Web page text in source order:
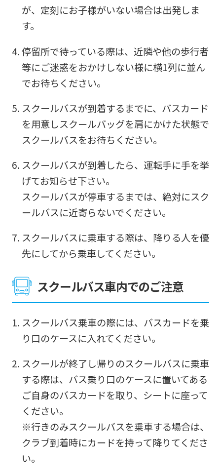
が、定刻にお子様がいない場合は出発しま
す。
停留所で待っている際は、近隣や他の歩行者
等にご迷惑をおかけしない様に横1列に並ん
でお待ちください。
スクールバスが到着するまでに、バスカード
を用意しスクールバッグを肩にかけた状態で
スクールバスをお待ちください。
スクールバスが到着したら、運転手に手を挙
げてお知らせ下さい。
スクールバスが停車するまでは、絶対にスク
ールバスに近寄らないでください。
スクールバスに乗車する際は、降りる人を優
先にしてから乗車してください。
スクールバス車内でのご注意
スクールバス乗車の際には、バスカードを乗
り口のケースに入れてください。
スクールが終了し帰りのスクールバスに乗車
する際は、バス乗り口のケースに置いてある
ご自身のバスカードを取り、シートに座って
ください。
※行きのみスクールバスを乗車する場合は、
クラブ到着時にカードを持って降りてくださ
い。
For
foreigners
Sports
official
is
automatically
translated
into
Click
the
link
(start
automatic